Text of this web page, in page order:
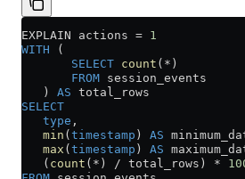
EXPLAIN actions = 1
WITH (
       SELECT
count ( * )
       FROM
session_events
   )
AS total_rows
SELECT
   type
,
   min
(timestamp ) AS
   max
(timestamp ) AS
   (
count ( * ) / total_rows) *